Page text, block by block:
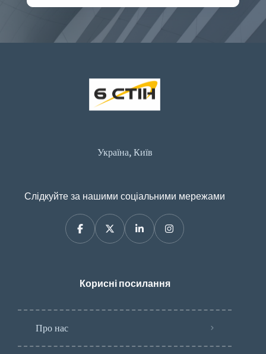
Україна, Київ
Слідкуйте за нашими соціальними мережами
Корисні посилання
Про нас